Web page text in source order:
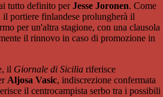
tutto definito perJesse Joronen. Come
il portiere finlandese prolungherà il
per un'altra stagione, con una clausola
il rinnovo in caso di promozione in
il Giornale di Sicilia riferisce
Aljosa Vasic, indiscrezione confermata
il centrocampista serbo tra i possibili